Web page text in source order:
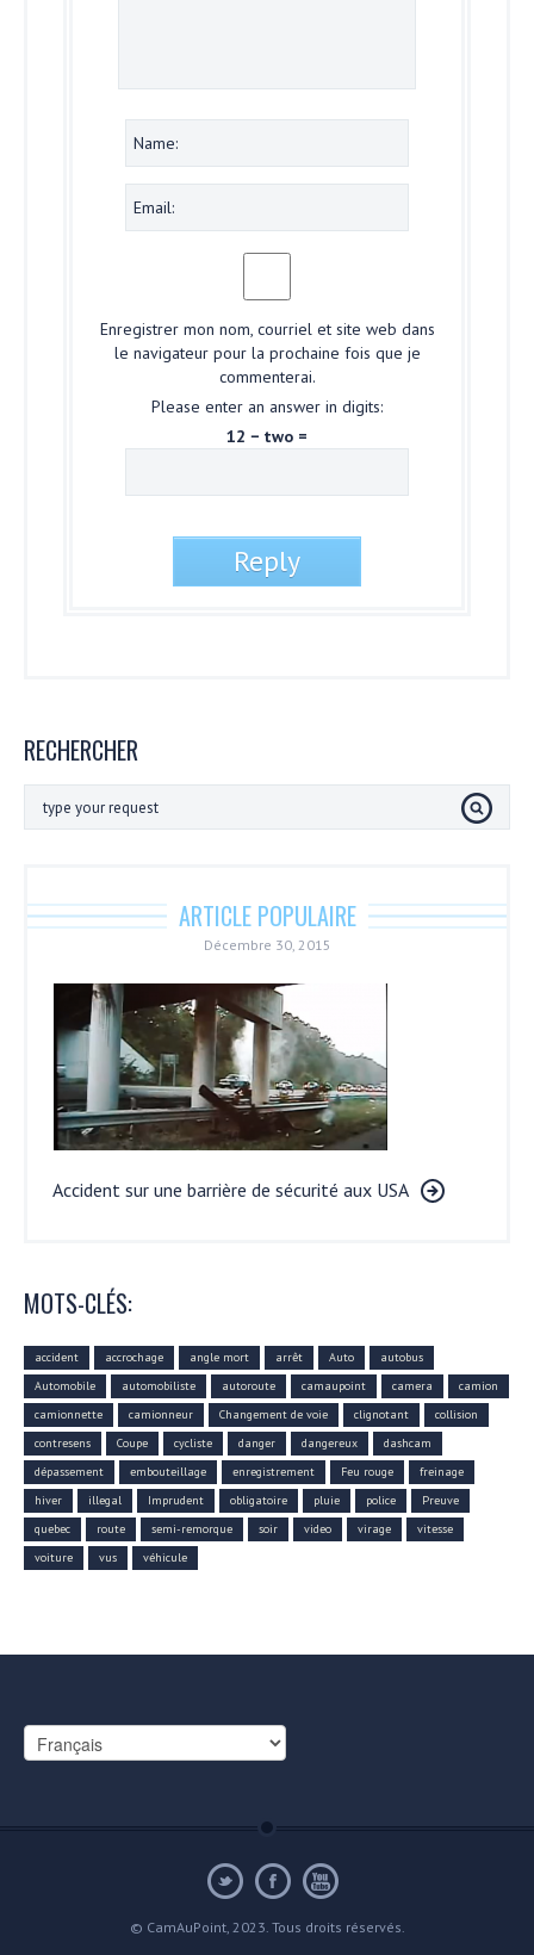
Enregistrer mon nom, courriel et site web dans
le navigateur pour la prochaine fois que je
commenterai.
Please enter an answer in digits:
12 − two =
RECHERCHER
ARTICLE POPULAIRE
Décembre 30, 2015
Accident sur une barrière de sécurité aux USA
MOTS-CLÉS:
accident accrochage angle mort arrêt Auto
autobus
Automobile
automobiliste autoroute camaupoint camera
camion
camionnette
camionneur Changement de voie clignotant
collision
contresens
Coupe cycliste danger dangereux
dashcam
dépassement
embouteillage enregistrement Feu rouge
freinage
hiver
illegal Imprudent obligatoire pluie police
Preuve
quebec
route semi-remorque soir video virage
vitesse
voiture
vus véhicule
Choisir
une
© CamAuPoint, 2023. Tous droits réservés.